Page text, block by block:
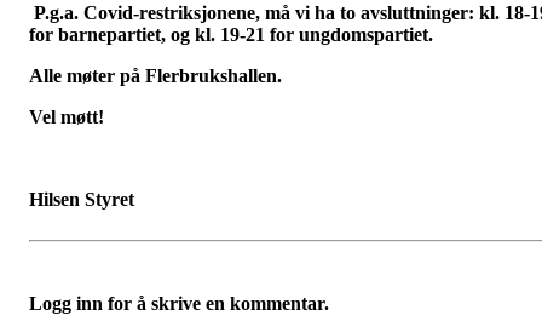
P.g.a. Covid-restriksjonene, må vi ha to avsluttninger: kl. 18-
for barnepartiet, og kl. 19-21 for ungdomspartiet.
Alle møter på Flerbrukshallen.
Vel møtt!
Hilsen Styret
Logg inn for å skrive en kommentar.